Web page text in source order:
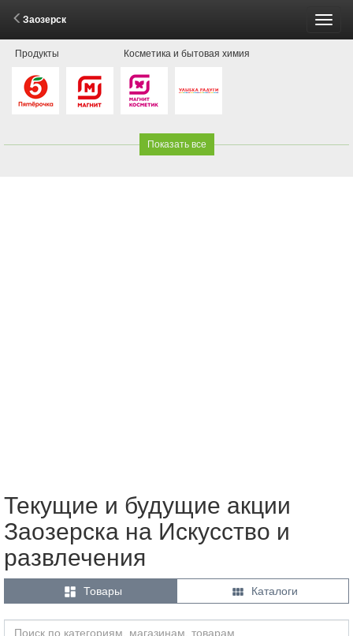
Заозерск
Продукты Косметика и бытовая химия
Показать все
Текущие и будущие акции
Заозерска на Искусство и
развлечения
 Товары  Каталоги